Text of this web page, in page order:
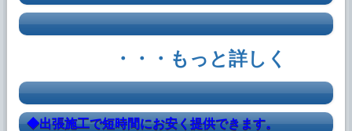
「ロービーム検査キャンペーンをスタートし
2023年10月8日
ブログに 「◆ダッシュボードリペア事例、
更新中」を追加しました。
・・・もっと詳しく
◆出張施工で短時間にお安く提供できます。